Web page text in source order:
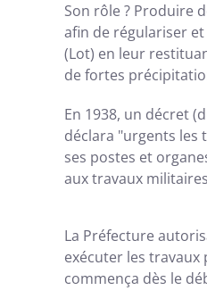
Son rôle ? Produire
afin de régulariser
(Lot) en leur
de fortes
En 1938, un décret
déclara "urgents les
ses postes et
aux travaux
La Préfecture
exécuter les travaux
commença dès le